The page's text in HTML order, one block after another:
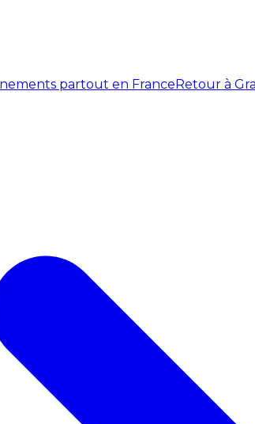
partout en FranceRetour à